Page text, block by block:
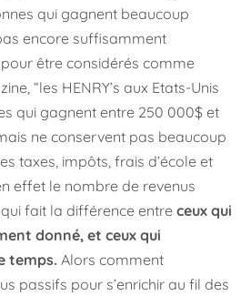
qui gagnent beaucoup
encore suffisamment
être considérés comme
“les HENRY’s aux Etats-Unis
qui gagnent entre 250 000$ et
ne conservent pas beaucoup
taxes, impôts, frais d’école et
effet le nombre de revenus
fait la différence entre ceux qui
donné, et ceux qui
temps. Alors comment
passifs pour s’enrichir au fil des